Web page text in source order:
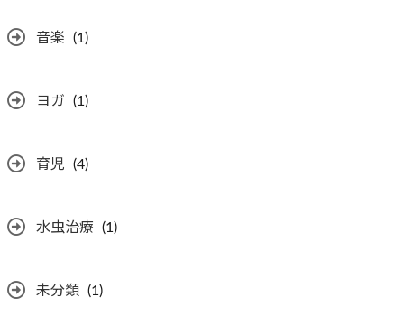
音楽 (1)
ヨガ (1)
育児 (4)
水虫治療 (1)
未分類 (1)